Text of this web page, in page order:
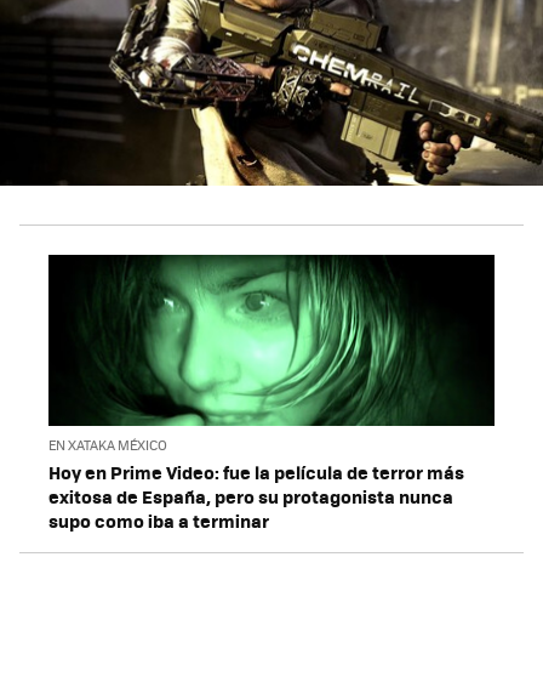
EN XATAKA MÉXICO
Hoy en Prime Video: fue la película de terror más
exitosa de España, pero su protagonista nunca
supo como iba a terminar